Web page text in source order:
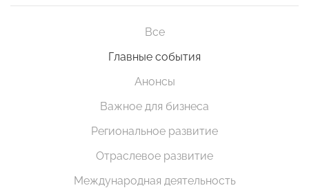
Все
Главные события
Анонсы
Важное для бизнеса
Региональное развитие
Отраслевое развитие
Международная деятельность